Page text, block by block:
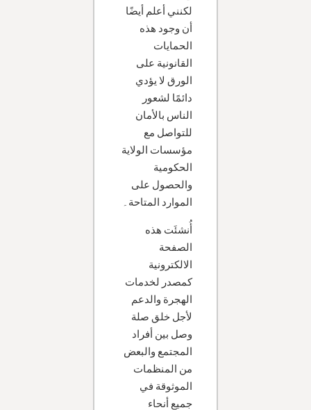
لكنني أعلم أيضًا
أن وجود هذه
الحمايات
القانونية على
الورق لا يؤدي
دائمًا لشعور
الناس بالأمان
للتواصل مع
مؤسسات الولاية
الحكومية
والحصول على
الموارد المتاحة۔
أُنشئَت هذه
الصفحة
الالكترونية
كمصدر لخدمات
الهجرة والدعم
لأجل خلق صلة
وصل بين أفراد
المجتمع والبعض
من المنظمات
الموثوقة في
جميع أنحاء